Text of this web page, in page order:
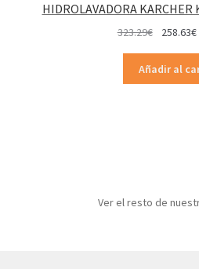
HIDROLAVADORA
323.29€
original
era:
258.63€
Añadir al
Ver el resto de